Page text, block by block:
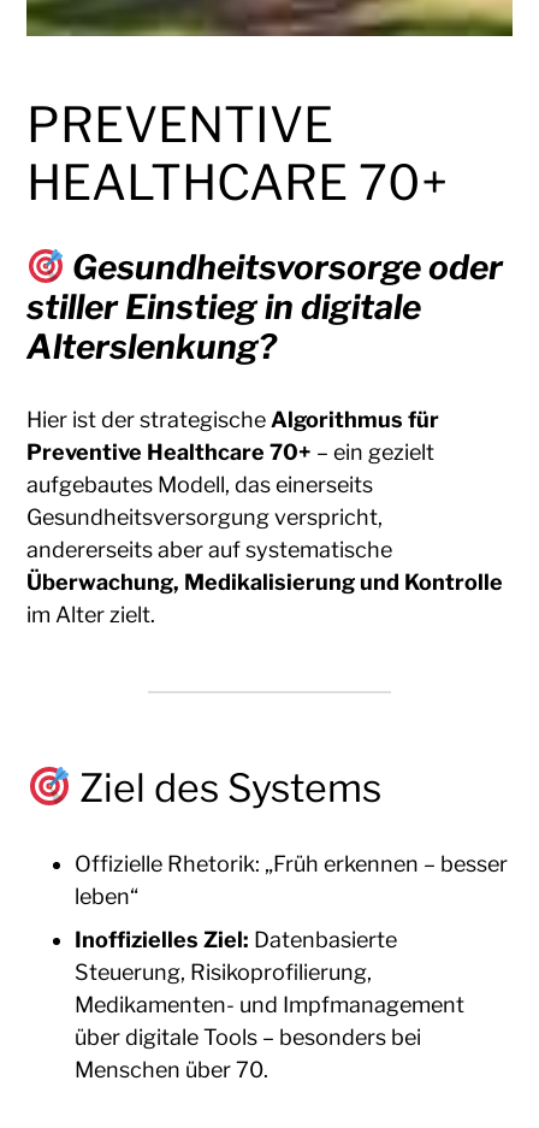
PREVENTIVE
HEALTHCARE 70+
Gesundheitsvorsorge oder
stiller Einstieg in digitale
Alterslenkung?
Hier ist der strategische Algorithmus für
Preventive Healthcare 70+ – ein gezielt
aufgebautes Modell, das einerseits
Gesundheitsversorgung verspricht,
andererseits aber auf systematische
Überwachung, Medikalisierung und Kontrolle
im Alter zielt.
Ziel des Systems
Offizielle Rhetorik: „Früh erkennen – besser
leben“
Inoffizielles Ziel: Datenbasierte
Steuerung, Risikoprofilierung,
Medikamenten- und Impfmanagement
über digitale Tools – besonders bei
Menschen über 70.